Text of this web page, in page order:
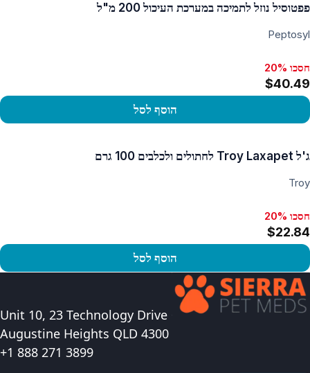
פפטוסיל נוזל לתמיכה במערכת העיכול 200 מ"ל
Peptosyl
חסכו 20%
$40.49
הוסף לסל
ג'ל Troy Laxapet לחתולים ולכלבים 100 גרם
Troy
חסכו 20%
$22.84
הוסף לסל
צפו במוצר
Unit 10, 23 Technology Drive
Augustine Heights QLD 4300
+1 888 271 3899